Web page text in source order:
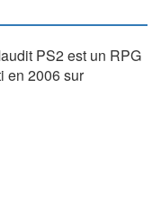
PS2 est un RPG
en 2006 sur